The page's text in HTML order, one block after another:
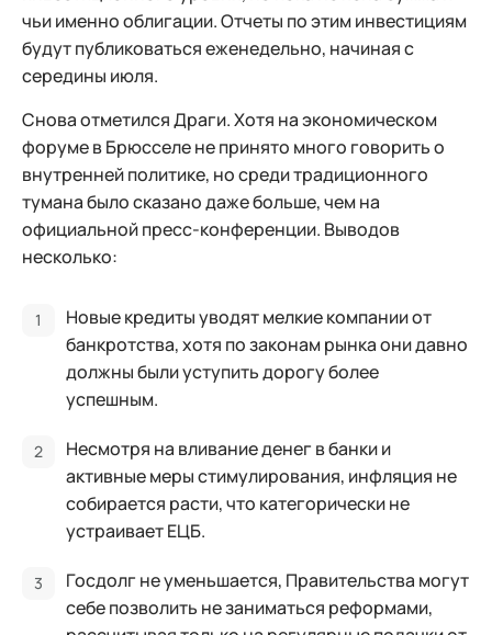
чьи именно облигации. Отчеты по этим инвестициям
будут публиковаться еженедельно, начиная с
середины июля.
Снова отметился Драги. Хотя на экономическом
форуме в Брюсселе не принято много говорить о
внутренней политике, но среди традиционного
тумана было сказано даже больше, чем на
официальной пресс-конференции. Выводов
несколько:
Новые кредиты уводят мелкие компании от
банкротства, хотя по законам рынка они давно
должны были уступить дорогу более
успешным.
Несмотря на вливание денег в банки и
активные меры стимулирования, инфляция не
собирается расти, что категорически не
устраивает ЕЦБ.
Госдолг не уменьшается, Правительства могут
себе позволить не заниматься реформами,